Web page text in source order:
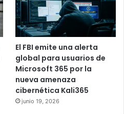
El FBI emite una alerta
global para usuarios de
Microsoft 365 por la
nueva amenaza
cibernética Kali365
junio 19, 2026